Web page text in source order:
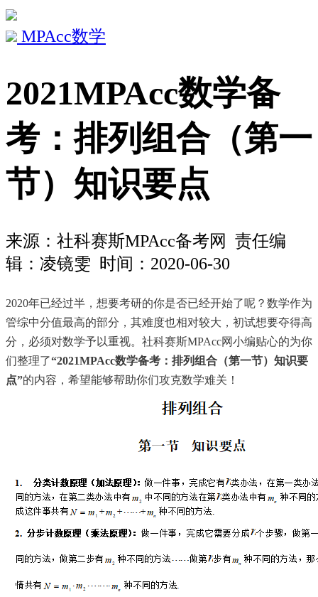
MPAcc数学
2021MPAcc数学备
考：排列组合（第一
节）知识要点
来源： 社科赛斯MPAcc备考网
责任编
辑：凌镜雯 时间：2020-06-30
2020年已经过半，想要考研的你是否已经开始了呢？数学作为
管综中分值最高的部分，其难度也相对较大，初试想要夺得高
分，必须对数学予以重视。社科赛斯MPAcc网小编贴心的为你
们整理了“2021MPAcc数学备考：排列组合（第一节）知识要
点”的内容，希望能够帮助你们攻克数学难关！